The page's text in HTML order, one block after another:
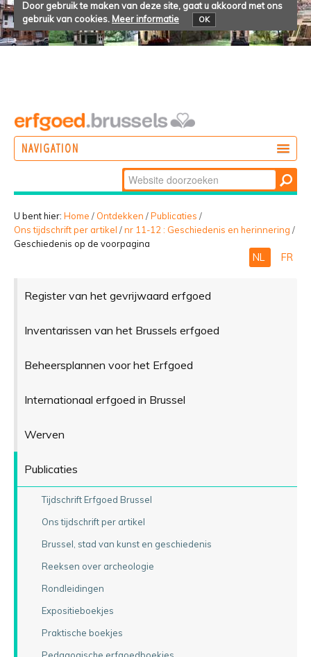
Door gebruik te maken van deze site, gaat u akkoord met ons
gebruik van cookies. Meer informatie OK
NAVIGATION
BELEVEN
Zoek
Geavanceerd
zoeken...
U bent hier: Home / Ontdekken /Publicaties /
Ons tijdschrift per artikel /nr 11-12 : Geschiedenis en herinnering /
Geschiedenis op de voorpagina
NL FR
Register van het gevrijwaard erfgoed
Inventarissen van het Brussels erfgoed
Beheersplannen voor het Erfgoed
Internationaal erfgoed in Brussel
Werven
Publicaties
Tijdschrift Erfgoed Brussel
Ons tijdschrift per artikel
Brussel, stad van kunst en geschiedenis
Reeksen over archeologie
Rondleidingen
Expositieboekjes
Praktische boekjes
Pedagogische erfgoedboekjes